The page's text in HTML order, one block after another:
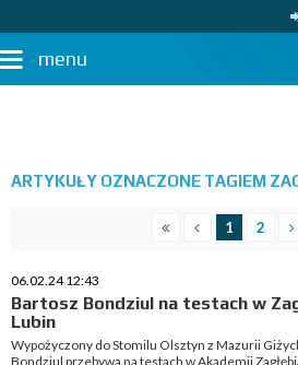
menu
ARTYKUŁY OZNACZONE TAGIEM
1 2
06.02.24 12:43
Bartosz Bondziul na testach w
Lubin
Wypożyczony do Stomilu Olsztyn z Mazurii
Bondziul przebywa na testach w Akademii